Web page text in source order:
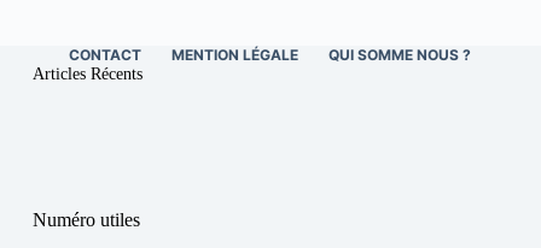
CONTACT MENTION LÉGALE QUI SOMME NOUS ?
Articles Récents
Numéro utiles